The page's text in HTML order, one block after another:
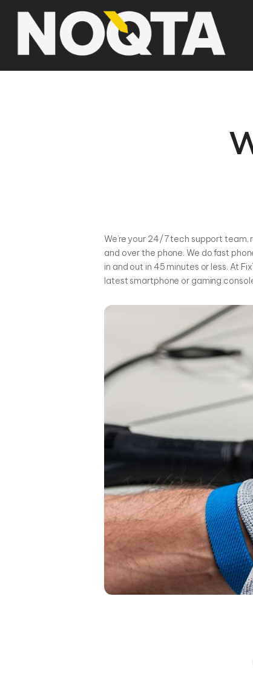
We’re your 24/7 tech support
and over the phone. We do fast
in and out in 45 minutes or less. At
latest smartphone or gaming